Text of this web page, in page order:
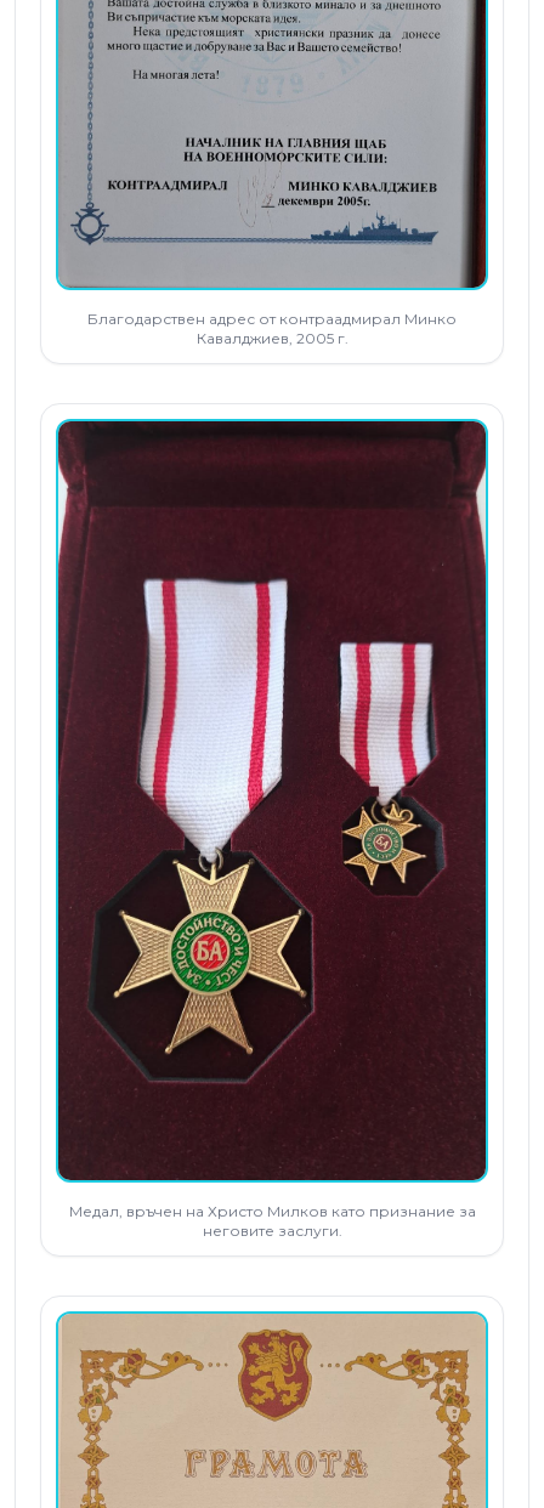
Благодарствен адрес от контраадмирал Минко
Кавалджиев, 2005 г.
Медал, връчен на Христо Милков като признание за
неговите заслуги.